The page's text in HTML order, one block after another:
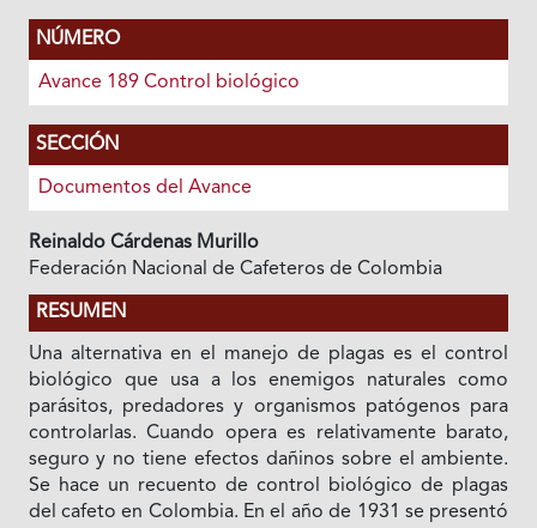
NÚMERO
Avance 189 Control biológico
SECCIÓN
Documentos del Avance
Reinaldo Cárdenas Murillo
Federación Nacional de Cafeteros de Colombia
RESUMEN
Una alternativa en el manejo de plagas es el control
biológico que usa a los enemigos naturales como
parásitos, predadores y organismos patógenos para
controlarlas. Cuando opera es relativamente barato,
seguro y no tiene efectos dañinos sobre el ambiente.
Se hace un recuento de control biológico de plagas
del cafeto en Colombia. En el año de 1931 se presentó